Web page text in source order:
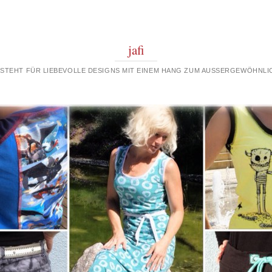
jafi
FÜR LIEBEVOLLE DESIGNS MIT EINEM HANG ZUM